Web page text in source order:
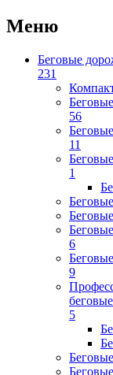
Меню
Беговые
231
56
11
1
6
9
5